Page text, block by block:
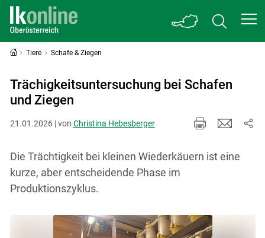
Tiere Schafe & Ziegen
Trächigkeitsuntersuchung bei Schafen
und Ziegen
21.01.2026 | von Christina Hebesberger
Die Trächtigkeit bei kleinen Wiederkäuern ist eine
kurze, aber entscheidende Phase im
Produktionszyklus.